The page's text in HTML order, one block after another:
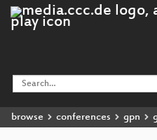
browse conferences gpn